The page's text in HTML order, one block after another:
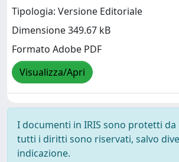
Tipologia: Versione Editoriale
Dimensione 349.67 kB
Formato Adobe PDF
Visualizza/Apri
I documenti in IRIS sono protetti
tutti i diritti sono riservati, salvo
indicazione.